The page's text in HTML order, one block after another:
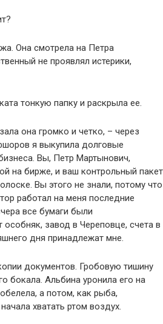
Она смотрела на Петра
не проявлял истерики,
тонкую папку и раскрыла ее.
она громко и четко, – через
я выкупила долговые
Вы, Петр Мартынович,
на бирже, и ваш контрольный пакет
Вы этого не знали, потому что
работал на меня последние
все бумаги были
завод в Череповце, счета в
дня принадлежат мне.
документов. Гробовую тишину
бокала. Альбина уронила его на
а потом, как рыба,
хватать ртом воздух.